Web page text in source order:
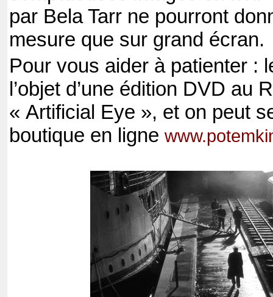
par Bela Tarr ne pourront
mesure que sur grand écran.
Pour vous aider à patienter :
l’objet d’une édition DVD au
« Artificial Eye », et on peut
boutique en ligne